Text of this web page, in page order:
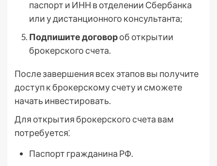
паспорт и ИНН в отделении Сбербанка
или у дистанционного консультанта;
Подпишите договороб открытии
брокерского счета.
После завершения всех этапов вы получите
доступ к брокерскому счету и сможете
начать инвестировать.
Для открытия брокерского счета вам
потребуется⁚
Паспорт гражданина РФ.